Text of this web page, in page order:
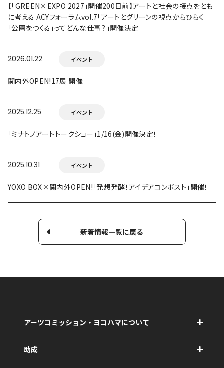
【「GREEN×EXPO 2027」開催200日前】アートと社会の接点をとも
に考える ACYフォーラムvol.7「アートとグリーンの視点からひらく
「公園をつくる」ってどんな仕事？」開催決定
2026.01.22 イベント
関内外OPEN!17展 開催
2025.12.25 イベント
「ミナトノアートトークショー」1/16(金)開催決定！
2025.10.31 イベント
YOXO BOX×関内外OPEN!「発想発酵！アイデアコンポスト」開催！
新着情報一覧に戻る
アーツコミッション・ヨコハマについて
事業紹介
事業報告書
助成